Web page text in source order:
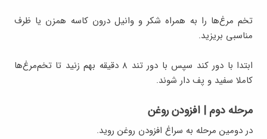
تخم مرغ‌ها را به همراه شکر و وانیل درون کاسه همزن یا ظرف
مناسبی بریزید.
ابتدا با دور کند سپس با دور تند ۸ دقیقه بهم زنید تا تخم‌مرغ‌ها
کاملا سفید و پف دار شوند.
مرحله دوم | افزودن روغن
در دومین مرحله به سراغ افزودن روغن روید.